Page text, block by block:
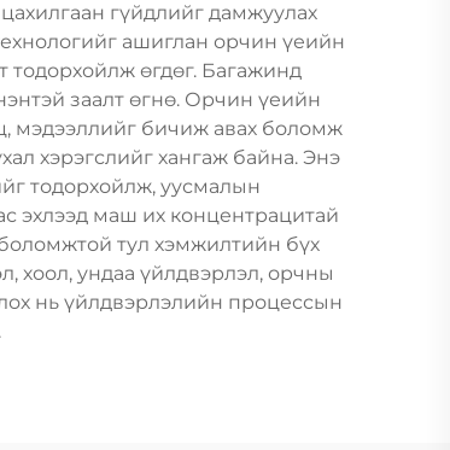
гүйдлийг дамжуулах
ашиглан орчин үеийн
өгдөг. Багажинд
заалт өгнө. Орчин үеийн
мэдээллийг бичиж авах боломж
хэрэгслийг хангаж байна. Энэ
тодорхойлж, уусмалын
эхлээд маш их концентрацитай
тул хэмжилтийн бүх
хоол, ундаа үйлдвэрлэл, орчны
нь үйлдвэрлэлийн процессын